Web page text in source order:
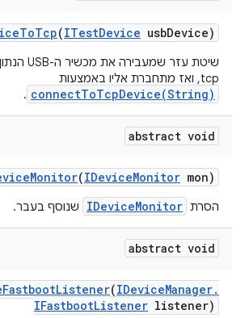
ToTcp(ITestDevice usbDevice)
tcp, ואז מתחברת אליו באמצעות
connectToTcpDevice(String)
.
abstract void
Monitor(IDeviceMonitor mon)
הסרת IDeviceMonitor שנוסף בעבר.
abstract void
FastbootListener(IDeviceManager.
IFastbootListener listener)